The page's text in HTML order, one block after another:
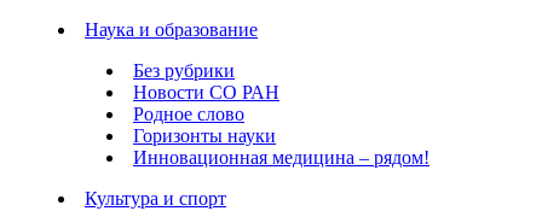
Наука и образование
Без рубрики
Новости СО РАН
Родное слово
Горизонты науки
Инновационная медицина – рядом!
Культура и спорт